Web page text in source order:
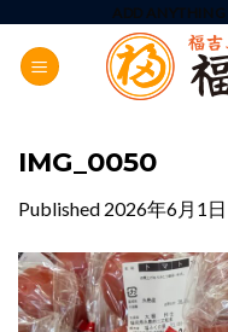
content
ADD ANYTHING
IMG_0050
Published 2026年6月1日